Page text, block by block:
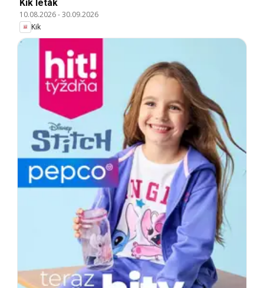
Kik leták
10.08.2026-30.09.2026
Kik